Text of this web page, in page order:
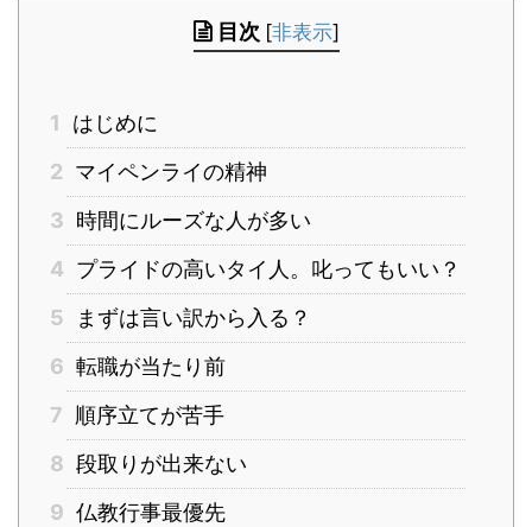
目次 [非表示]
1
はじめに
2 マイペンライの精神
3 時間にルーズな人が多い
4 プライドの高いタイ人。叱ってもいい？
5
まずは言い訳から入る？
6 転職が当たり前
7 順序立てが苦手
8 段取りが出来ない
9 仏教行事最優先